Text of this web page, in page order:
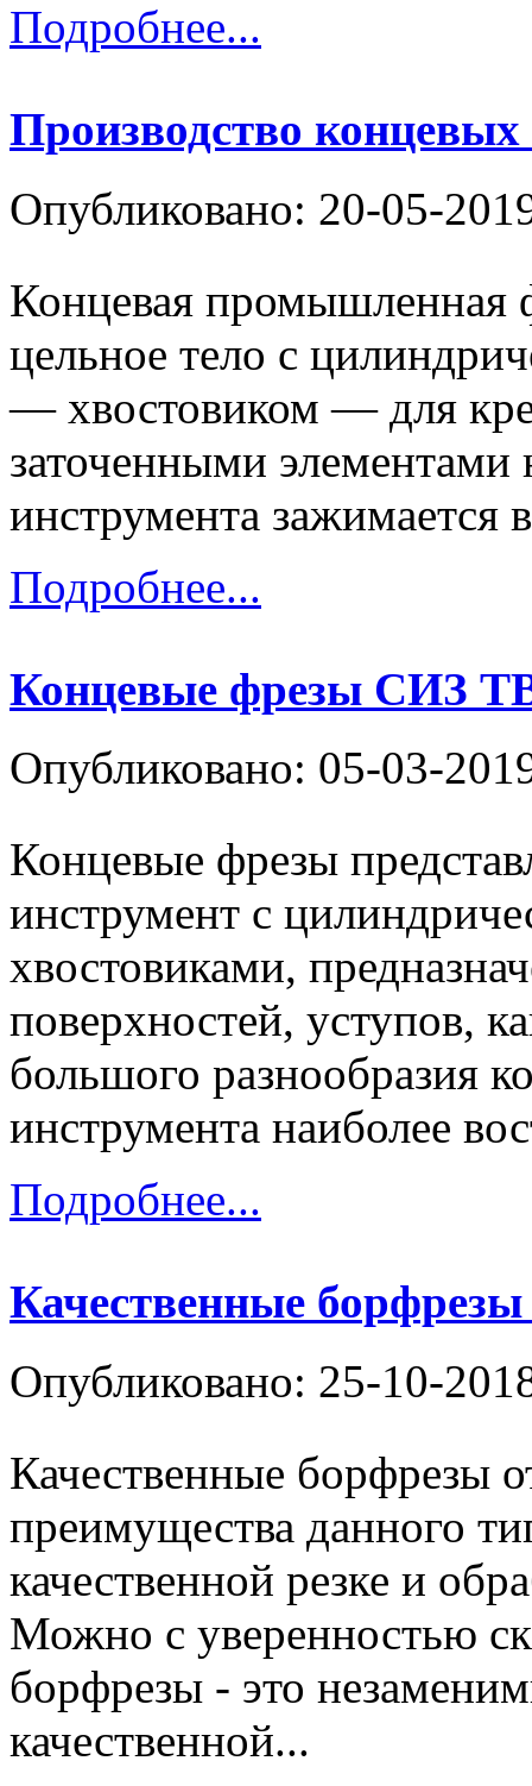
Подробнее...
Производство концевых
Опубликовано: 20-05-
Концевая промышленная
цельное тело с
— хвостовиком — для
заточенными элементами
инструмента зажимается
Подробнее...
Концевые фрезы СИЗ
Опубликовано: 05-03-
Концевые фрезы
инструмент с
хвостовиками,
поверхностей, уступов,
большого разнообразия
инструмента наиболее
Подробнее...
Качественные
Опубликовано: 25-10-
Качественные
преимущества данного
качественной резке и
Можно с уверенностью
борфрезы - это
качественной...